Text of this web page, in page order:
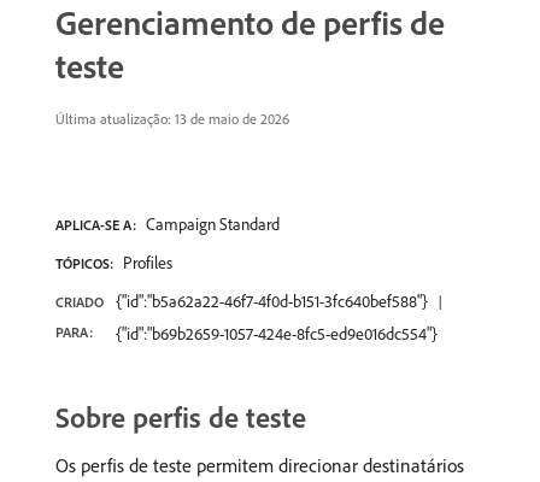
Gerenciamento de perfis de
teste
Última atualização: 13 de maio de 2026
APLICA-SE A: Campaign Standard
TÓPICOS: Profiles
CRIADO
PARA:
{"id":"b5a62a22-46f7-4f0d-b151-3fc640bef588"}
{"id":"b69b2659-1057-424e-8fc5-ed9e016dc554"}
Sobre perfis de teste
Os perfis de teste permitem direcionar destinatários